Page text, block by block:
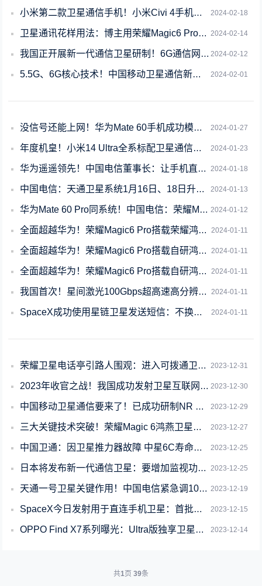
2024-02-18
小米第二款卫星通信手机！小米Civi 4手机入网
2024-02-14
卫星通讯花样用法：博主用荣耀Magic6 Pro在“全球唯一爱情坐标点”花样表白
2024-02-12
我国正开展新一代通信卫星研制！6G通信网络重要组成部分
2024-02-01
5.5G、6G核心技术！中国移动卫星通信新进展：星载核心网研制成功
2024-01-27
没信号还能上网！华为Mate 60手机成功模拟测试卫星互联网：下行5Mbps
2024-01-23
年度机皇！小米14 Ultra全系标配卫星通信功能：看齐华为Mate 60
2024-01-18
华为遥遥领先！中国电信董事长：让手机直连卫星成为大众手机标配
2024-01-13
中国电信：天通卫星系统1月16日、18日升级 可能影响语音/短信业务
2024-01-12
华为Mate 60 Pro同系统！中国电信：荣耀Magic6 Pro使用天通卫星
2024-01-11
全面超越华为！荣耀Magic6 Pro搭载荣耀鸿燕通信
2024-01-11
全面超越华为！荣耀Magic6 Pro搭载自研鸿燕通信
2024-01-11
全面超越华为！荣耀Magic6 Pro搭载自研鸿燕卫星通信
2024-01-11
我国首次！星间激光100Gbps超高速高分辨遥感影像传输成功
2024-01-11
SpaceX成功使用星链卫星发送短信：不换手机可直连卫星
2023-12-31
荣耀卫星电话亭引路人围观：进入可拨通卫星电话
2023-12-30
2023年收官之战！我国成功发射卫星互联网技术试验卫星
2023-12-29
中国移动卫星通信要来了！已成功研制NR NTN星载基站并完成地面测试
2023-12-27
三大关键技术突破！荣耀Magic 6鸿燕卫星通信技术官宣
2023-12-25
中国卫通：因卫星推力器故障 中星6C寿命减少致2.6亿元损失
2023-12-25
日本将发布新一代通信卫星：要增加监视功能引争议 跟地球同步运行
2023-12-19
天通一号卫星关键作用！中国电信紧急调100部天通卫星电话驰援甘肃
2023-12-15
SpaceX今日发射用于直连手机卫星：首批共6颗
2023-12-14
OPPO Find X7系列曝光：Ultra版独享卫星通讯
共1页 39条